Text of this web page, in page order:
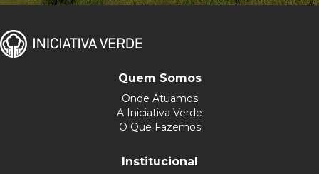
Quem Somos
Onde Atuamos
A Iniciativa Verde
O Que Fazemos
Institucional